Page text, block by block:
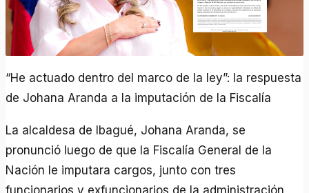
“He actuado dentro del marco de la ley”: la respuesta
de Johana Aranda a la imputación de la Fiscalía
La alcaldesa de Ibagué, Johana Aranda, se
pronunció luego de que la Fiscalía General de la
Nación le imputara cargos, junto con tres